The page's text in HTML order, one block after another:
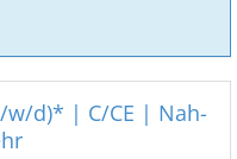
w/d)* | C/CE | Nah-